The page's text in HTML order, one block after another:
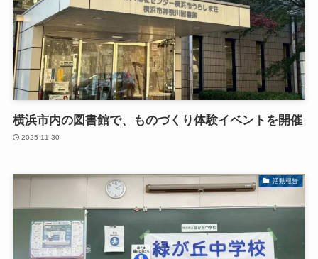
横浜市内の図書館で、ものづくり体験イベントを開催
2025-11-30
活動報告